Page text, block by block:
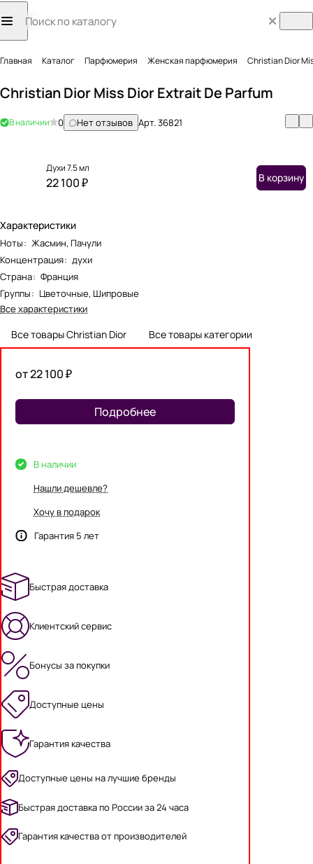
Главная Каталог Парфюмерия Женская парфюмерия Christian Dior
Christian Dior Miss Dior Extrait De Parfum
В наличии 0 Нет отзывов Арт.36821
Духи 7.5 мл
22 100 ₽ В корзину
Характеристики
Ноты: Жасмин, Пачули
Концентрация: духи
Страна: Франция
Группы: Цветочные, Шипровые
Все характеристики
Все товары Christian Dior Все товары категории
от 22 100 ₽
Подробнее
В наличии
Нашли дешевле?
Хочу в подарок
Гарантия 5 лет
Быстрая доставка
Клиентский сервис
Бонусы за покупки
Доступные цены
Гарантия качества
Доступные цены на лучшие бренды
Быстрая доставка по России за 24 часа
Гарантия качества от производителей